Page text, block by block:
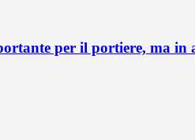
per il portiere, ma in